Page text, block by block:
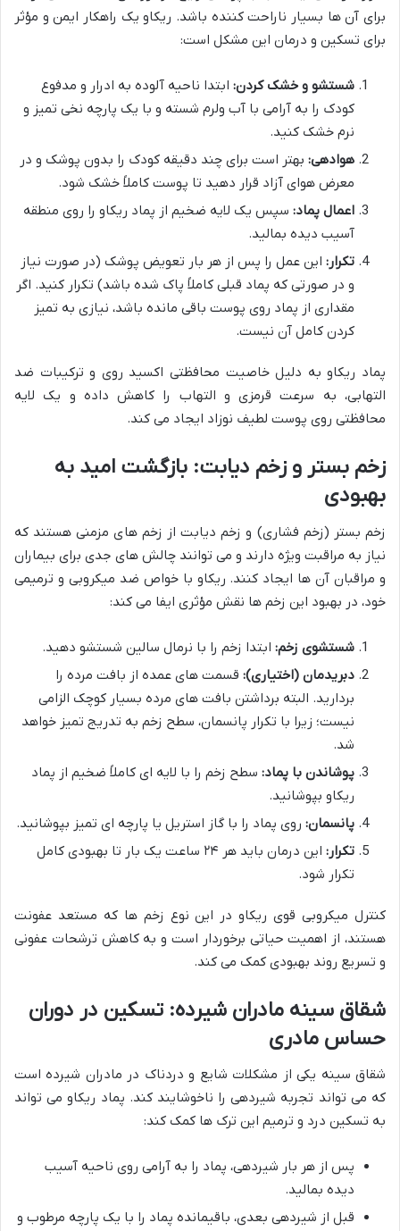
برای آن ها بسیار ناراحت کننده باشد. ریکاو یک راهکار ایمن و مؤثر
برای تسکین و درمان این مشکل است:
شستشو و خشک کردن: ابتدا ناحیه آلوده به ادرار و مدفوع
کودک را به آرامی با آب ولرم شسته و با یک پارچه نخی تمیز و
نرم خشک کنید.
هوادهی: بهتر است برای چند دقیقه کودک را بدون پوشک و در
معرض هوای آزاد قرار دهید تا پوست کاملاً خشک شود.
اعمال پماد: سپس یک لایه ضخیم از پماد ریکاو را روی منطقه
آسیب دیده بمالید.
تکرار: این عمل را پس از هر بار تعویض پوشک (در صورت نیاز
و در صورتی که پماد قبلی کاملاً پاک شده باشد) تکرار کنید. اگر
مقداری از پماد روی پوست باقی مانده باشد، نیازی به تمیز
کردن کامل آن نیست.
پماد ریکاو به دلیل خاصیت محافظتی اکسید روی و ترکیبات ضد
التهابی، به سرعت قرمزی و التهاب را کاهش داده و یک لایه
محافظتی روی پوست لطیف نوزاد ایجاد می کند.
زخم بستر و زخم دیابت: بازگشت امید به
بهبودی
زخم بستر (زخم فشاری) و زخم دیابت از زخم های مزمنی هستند که
نیاز به مراقبت ویژه دارند و می توانند چالش های جدی برای بیماران
و مراقبان آن ها ایجاد کنند. ریکاو با خواص ضد میکروبی و ترمیمی
خود، در بهبود این زخم ها نقش مؤثری ایفا می کند:
شستشوی زخم: ابتدا زخم را با نرمال سالین شستشو دهید.
دبریدمان (اختیاری): قسمت های عمده از بافت مرده را
بردارید. البته برداشتن بافت های مرده بسیار کوچک الزامی
نیست؛ زیرا با تکرار پانسمان، سطح زخم به تدریج تمیز خواهد
شد.
پوشاندن با پماد: سطح زخم را با لایه ای کاملاً ضخیم از پماد
ریکاو بپوشانید.
پانسمان: روی پماد را با گاز استریل یا پارچه ای تمیز بپوشانید.
تکرار:
این درمان باید هر ۲۴ ساعت یک بار تا بهبودی کامل
تکرار شود.
کنترل میکروبی قوی ریکاو در این نوع زخم ها که مستعد عفونت
هستند، از اهمیت حیاتی برخوردار است و به کاهش ترشحات عفونی
و تسریع روند بهبودی کمک می کند.
شقاق سینه مادران شیرده: تسکین در دوران
حساس مادری
شقاق سینه یکی از مشکلات شایع و دردناک در مادران شیرده است
که می تواند تجربه شیردهی را ناخوشایند کند. پماد ریکاو می تواند
به تسکین درد و ترمیم این ترک ها کمک کند:
پس از هر بار شیردهی، پماد را به آرامی روی ناحیه آسیب
دیده بمالید.
قبل از شیردهی بعدی، باقیمانده پماد را با یک پارچه مرطوب و